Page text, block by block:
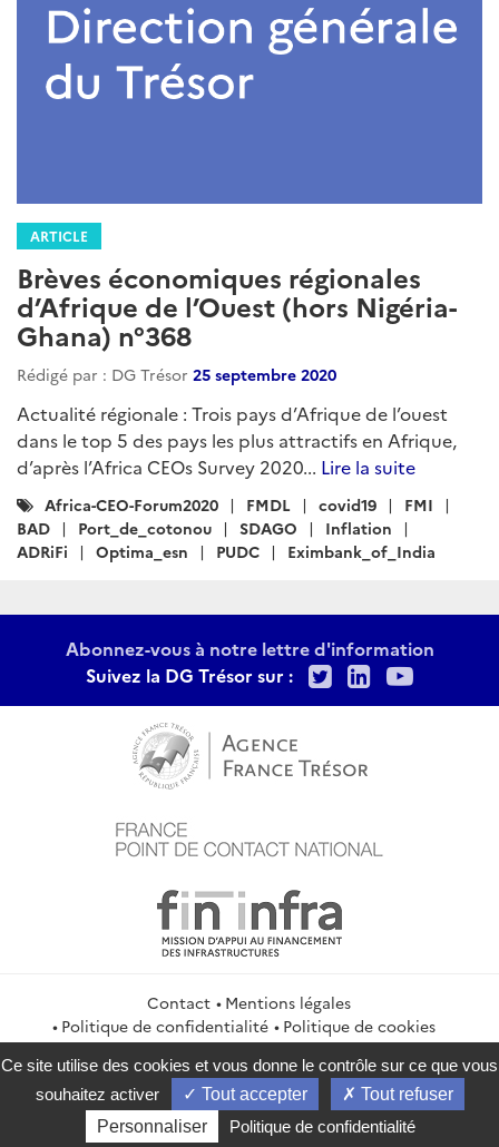
ARTICLE
Brèves économiques régionales
d’Afrique de l’Ouest (hors Nigéria-
Ghana) n°368
Rédigé par : DG Trésor 25 septembre 2020
Actualité régionale : Trois pays d’Afrique de l’ouest
dans le top 5 des pays les plus attractifs en Afrique,
d’après l’Africa CEOs Survey 2020... Lire la suite
Catégories
:
Africa-CEO-Forum2020 FMDL covid19
FMI
BAD
Port_de_cotonou SDAGO
Inflation
ADRiFi
Optima_esn PUDC Eximbank_of_India
Abonnez-vous à notre lettre d'information
Suivez la DG Trésor sur :
TwitterLinkedIn
Contact
Mentions légales
Politique de confidentialité
Politique de cookies
Gestion des cookies
Flux RSS
service-public.gouv.fr
legifrance.gouv.fr
info.gouv.fr
data.gouv.fr
Ce site utilise des cookies et vous donne le contrôle sur ce que vous
souhaitez activer
Tout accepter
Tout refuser
Personnaliser
Politique de confidentialité